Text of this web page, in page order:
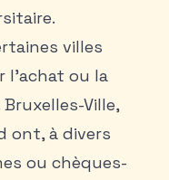
villes
ou la
Ville,
ont, à divers
ou chèques-